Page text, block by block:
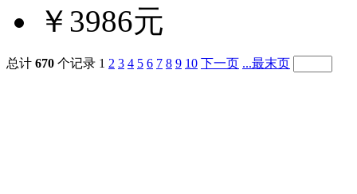
￥3986元
总计 670 个记录 1 2 3 4 5 6 7 8 9 10 下一页 ...最末页